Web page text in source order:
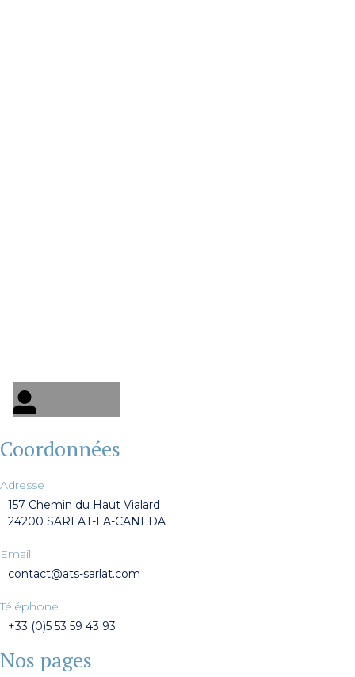
Coordonnées
Adresse
157 Chemin du Haut Vialard
24200 SARLAT-LA-CANEDA
Email
contact@ats-sarlat.com
Téléphone
+33 (0)5 53 59 43 93
Nos pages